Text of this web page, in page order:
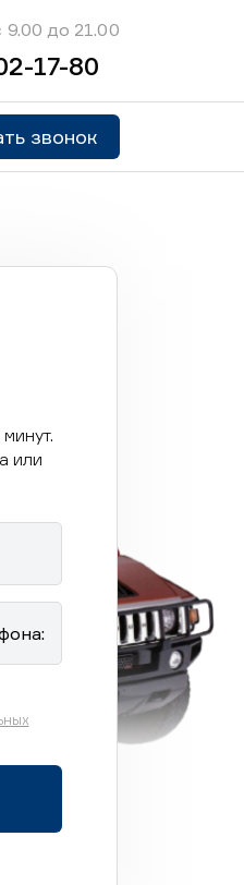
до 21.00
17-80
звонок
или